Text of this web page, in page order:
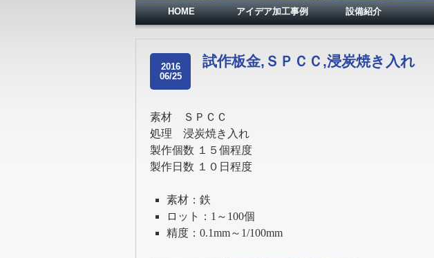
HOME アイデア加工事例 設備紹介
2016
06/25
試作板金,ＳＰＣＣ,浸炭焼き入れ
素材 ＳＰＣＣ
処理 浸炭焼き入れ
製作個数 １５個程度
製作日数 １０日程度
素材：鉄
ロット：1～100個
精度：0.1mm～1/100mm